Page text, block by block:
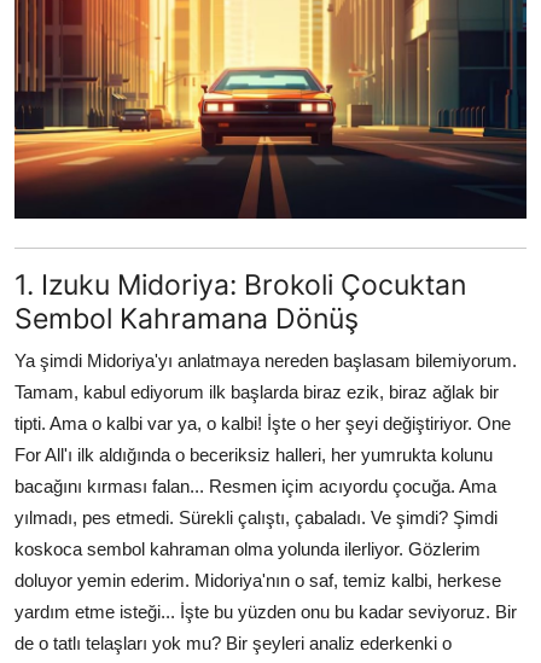
1. Izuku Midoriya: Brokoli Çocuktan
Sembol Kahramana Dönüş
Ya şimdi Midoriya'yı anlatmaya nereden başlasam bilemiyorum.
Tamam, kabul ediyorum ilk başlarda biraz ezik, biraz ağlak bir
tipti. Ama o kalbi var ya, o kalbi! İşte o her şeyi değiştiriyor. One
For All'ı ilk aldığında o beceriksiz halleri, her yumrukta kolunu
bacağını kırması falan... Resmen içim acıyordu çocuğa. Ama
yılmadı, pes etmedi. Sürekli çalıştı, çabaladı. Ve şimdi? Şimdi
koskoca sembol kahraman olma yolunda ilerliyor. Gözlerim
doluyor yemin ederim. Midoriya'nın o saf, temiz kalbi, herkese
yardım etme isteği... İşte bu yüzden onu bu kadar seviyoruz. Bir
de o tatlı telaşları yok mu? Bir şeyleri analiz ederkenki o